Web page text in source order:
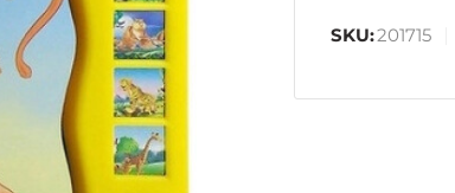
SKU:201715